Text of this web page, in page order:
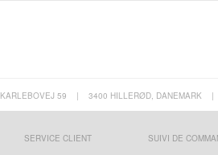
KARLEBOVEJ 59 | 3400 HILLERØD, DANEMARK |
SERVICE CLIENT SUIVI DE